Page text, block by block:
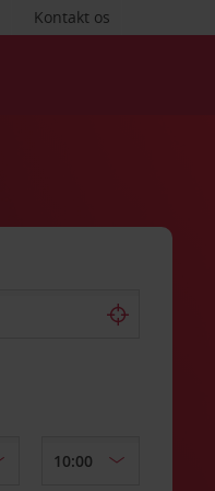
Kontakt os